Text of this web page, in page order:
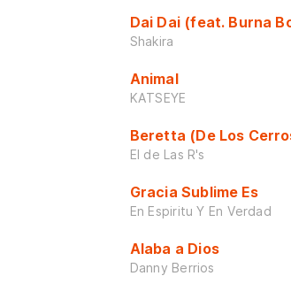
Dai Dai (feat. Burna
Shakira
Animal
KATSEYE
Beretta (De Los
El de Las R's
Gracia Sublime Es
En Espiritu Y En Verdad
Alaba a Dios
Danny Berrios